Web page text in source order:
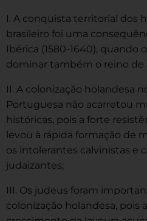
I. A conquista territorial dos
brasileiro foi uma
Ibérica (1580-1640), quando
dominar também o reino de
II. A colonização holandesa
Portuguesa não acarretou
históricas, pois a forte
levou à rápida formação de
os intolerantes calvinistas e
judaizantes;
III. Os judeus foram
colonização holandesa, pois